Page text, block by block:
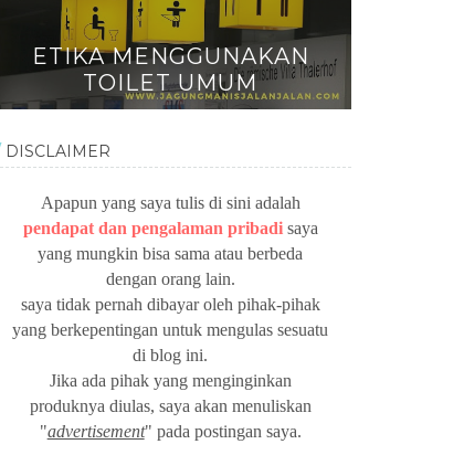
ETIKA MENGGUNAKAN
TOILET UMUM
DISCLAIMER
Apapun yang saya tulis di sini adalah
pendapat dan pengalaman pribadisaya
yang mungkin bisa sama atau berbeda
dengan orang lain.
saya tidak pernah dibayar oleh pihak-pihak
yang berkepentingan untuk mengulas sesuatu
di blog ini.
Jika ada pihak yang menginginkan
produknya diulas, saya akan menuliskan
"advertisement" pada postingan saya.